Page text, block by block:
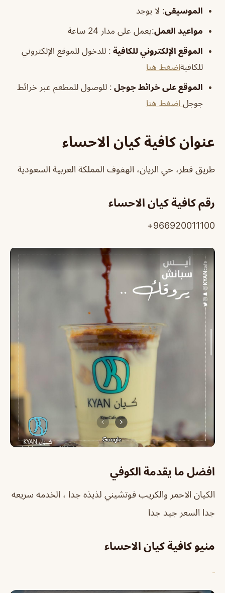
الموسيقى: لا يوجد
مواعيد العمل:يعمل على مدار 24 ساعة
الموقع الإلكتروني للكافية : للدخول للموقع الإلكتروني
للكافيةاضغط هنا
الموقع على خرائط جوجل : للوصول للمطعم عبر خرائط
جوجل اضغط هنا
عنوان كافية كيان الاحساء
طريق قطر‎، حي الريان، الهفوف‎ المملكة العربية السعودية
رقم كافية كيان الاحساء
966920011100+
افضل ما يقدمة الكوفي
الكيان الاحمر والكريب فوتشيني لذيذه جدا ، الخدمه سريعه
جدا السعر جيد جدا
منيو كافية كيان الاحساء